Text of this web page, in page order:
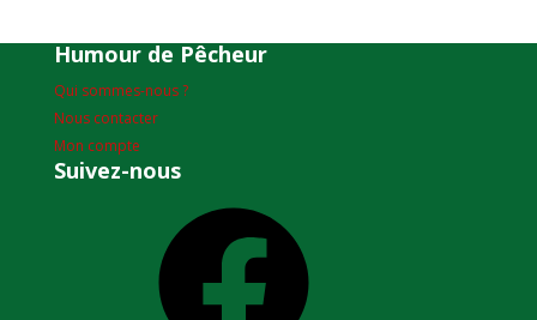
Humour de Pêcheur
Qui sommes-nous ?
Nous contacter
Mon compte
Suivez-nous